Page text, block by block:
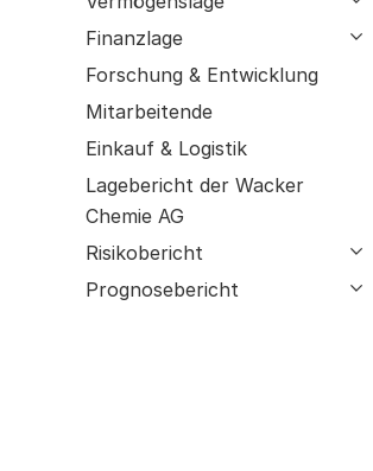
Lagebericht der Wacker Chemie AG
Risikobericht
Prognosebericht
Bestätigungsvermerk
Finanzlage
Forschung & Entwicklung
Mitarbeitende
Einkauf & Logistik
Lagebericht der Wacker
Chemie AG
Risikobericht
Prognosebericht